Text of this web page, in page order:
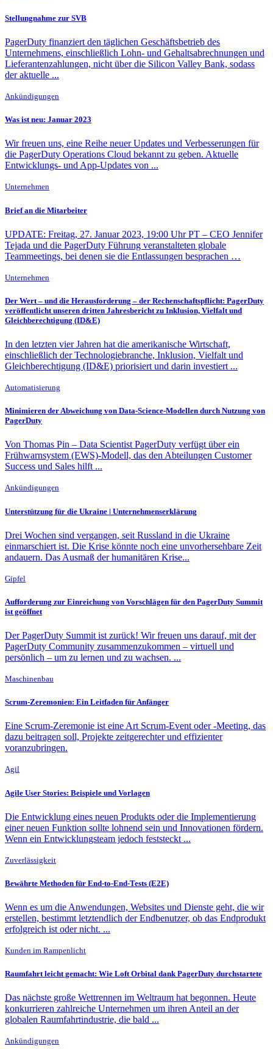
Stellungnahme zur SVB
PagerDuty finanziert den täglichen Geschäftsbetrieb des
Unternehmens, einschließlich Lohn- und Gehaltsabrechnungen und
Lieferantenzahlungen, nicht über die Silicon Valley Bank, sodass
der aktuelle ...
Ankündigungen
Was ist neu: Januar 2023
Wir freuen uns, eine Reihe neuer Updates und Verbesserungen für
die PagerDuty Operations Cloud bekannt zu geben. Aktuelle
Entwicklungs- und App-Updates von ...
Unternehmen
Brief an die Mitarbeiter
UPDATE: Freitag, 27. Januar 2023, 19:00 Uhr PT – CEO Jennifer
Tejada und die PagerDuty Führung veranstalteten globale
Teammeetings, bei denen sie die Entlassungen besprachen …
Unternehmen
Der Wert – und die Herausforderung – der Rechenschaftspflicht: PagerDuty
veröffentlicht unseren dritten Jahresbericht zu Inklusion, Vielfalt und
Gleichberechtigung (ID&E)
In den letzten vier Jahren hat die amerikanische Wirtschaft,
einschließlich der Technologiebranche, Inklusion, Vielfalt und
Gleichberechtigung (ID&E) priorisiert und darin investiert ...
Automatisierung
Minimieren der Abweichung von Data-Science-Modellen durch Nutzung von
PagerDuty
Von Thomas Pin – Data Scientist PagerDuty verfügt über ein
Frühwarnsystem (EWS)-Modell, das den Abteilungen Customer
Success und Sales hilft ...
Ankündigungen
Unterstützung für die Ukraine | Unternehmenserklärung
Drei Wochen sind vergangen, seit Russland in die Ukraine
einmarschiert ist. Die Krise könnte noch eine unvorhersehbare Zeit
andauern. Das Ausmaß der humanitären Krise...
Gipfel
Aufforderung zur Einreichung von Vorschlägen für den PagerDuty Summit
ist geöffnet
Der PagerDuty Summit ist zurück! Wir freuen uns darauf, mit der
PagerDuty Community zusammenzukommen – virtuell und
persönlich – um zu lernen und zu wachsen. ...
Maschinenbau
Scrum-Zeremonien: Ein Leitfaden für Anfänger
Eine Scrum-Zeremonie ist eine Art Scrum-Event oder -Meeting, das
dazu beitragen soll, Projekte zeitgerechter und effizienter
voranzubringen.
Agil
Agile User Stories: Beispiele und Vorlagen
Die Entwicklung eines neuen Produkts oder die Implementierung
einer neuen Funktion sollte lohnend sein und Innovationen fördern.
Wenn ein Entwicklungsteam jedoch feststeckt ...
Zuverlässigkeit
Bewährte Methoden für End-to-End-Tests (E2E)
Wenn es um die Anwendungen, Websites und Dienste geht, die wir
erstellen, bestimmt letztendlich der Endbenutzer, ob das Endprodukt
erfolgreich ist oder nicht. ...
Kunden im Rampenlicht
Raumfahrt leicht gemacht: Wie Loft Orbital dank PagerDuty durchstartete
Das nächste große Wettrennen im Weltraum hat begonnen. Heute
konkurrieren zahlreiche Unternehmen um ihren Anteil an der
globalen Raumfahrtindustrie, die bald ...
Ankündigungen